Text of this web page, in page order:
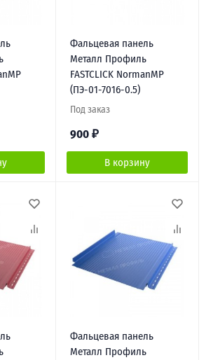
Фальцевая панель
Металл Профиль
FASTCLICK NormanMP
(ПЭ-01-7016-0.5)
Под заказ
900 ₽
В корзину
Фальцевая панель
Металл Профиль